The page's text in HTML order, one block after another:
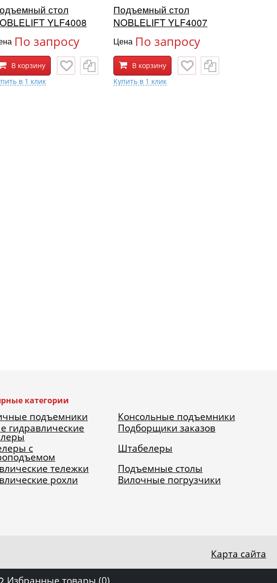
стол
YLF4008
По запросу
В корзину
Подъемный стол
NOBLELIFT YLF4007
Цена По запросу
В корзину
категории
подъемники
Консольные подъемники
гидравлические
Подборщики заказов
с
Штабелеры
тележки
Подъемные столы
рохли
Вилочные погрузчики
Карта сайта